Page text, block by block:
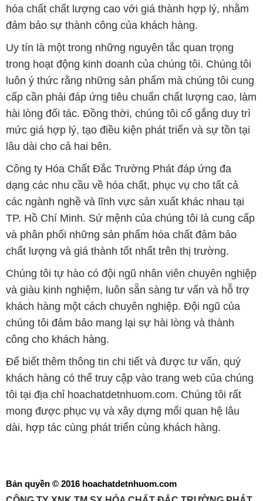
hóa chất chất lượng cao với giá thành hợp lý, nhằm
đảm bảo sự thành công của khách hàng.
Uy tín là một trong những nguyên tắc quan trọng
trong hoạt động kinh doanh của chúng tôi. Chúng tôi
luôn ý thức rằng những sản phẩm mà chúng tôi cung
cấp cần phải đáp ứng tiêu chuẩn chất lượng cao, làm
hài lòng đối tác. Đồng thời, chúng tôi cố gắng duy trì
mức giá hợp lý, tạo điều kiện phát triển và sự tồn tại
lâu dài cho cả hai bên.
Công ty Hóa Chất Đắc Trường Phát đáp ứng đa
dạng các nhu cầu về hóa chất, phục vụ cho tất cả
các ngành nghề và lĩnh vực sản xuất khác nhau tại
TP. Hồ Chí Minh. Sứ mệnh của chúng tôi là cung cấp
và phân phối những sản phẩm hóa chất đảm bảo
chất lượng và giá thành tốt nhất trên thị trường.
Chúng tôi tự hào có đội ngũ nhân viên chuyên nghiệp
và giàu kinh nghiệm, luôn sẵn sàng tư vấn và hỗ trợ
khách hàng một cách chuyên nghiệp. Đội ngũ của
chúng tôi đảm bảo mang lại sự hài lòng và thành
công cho khách hàng.
Để biết thêm thông tin chi tiết và được tư vấn, quý
khách hàng có thể truy cập vào trang web của chúng
tôi tại địa chỉ hoachatdetnhuom.com. Chúng tôi rất
mong được phục vụ và xây dựng mối quan hệ lâu
dài, hợp tác cùng phát triển cùng khách hàng.
Bản quyền © 2016 hoachatdetnhuom.com